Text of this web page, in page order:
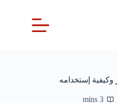
إستخدامه
3 mins